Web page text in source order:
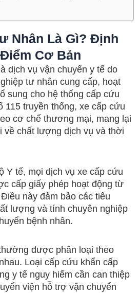
Nhân Là Gì? Định
Cơ Bản
dịch vụ vận chuyển y tế do
tư nhân cung cấp, hoạt
sung cho hệ thống cấp cứu
115 truyền thống, xe cấp cứu
cơ chế thương mại, mang lại
về chất lượng dịch vụ và thời
Y tế, mọi dịch vụ xe cấp cứu
cấp giấy phép hoạt động từ
này đảm bảo các tiêu
lượng và tính chuyên nghiệp
bệnh nhân.
được phân loại theo
Loại cấp cứu khẩn cấp
y tế nguy hiểm cần can thiệp
viện hỗ trợ vận chuyển